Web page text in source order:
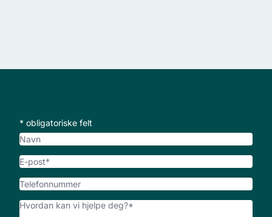
* obligatoriske felt
Navn
E-
Telefonnummer
Hvordan